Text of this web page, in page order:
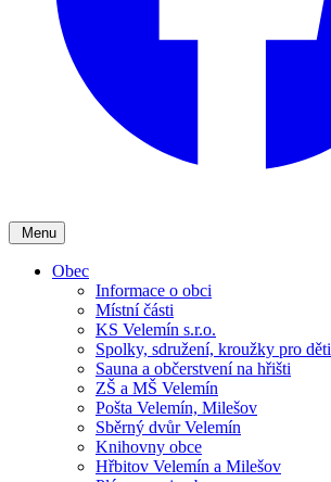
Menu
Obec
Informace o obci
Místní části
KS Velemín s.r.o.
Spolky, sdružení, kroužky pro děti
Sauna a občerstvení na hřišti
ZŠ a MŠ Velemín
Pošta Velemín, Milešov
Sběrný dvůr Velemín
Knihovny obce
Hřbitov Velemín a Milešov